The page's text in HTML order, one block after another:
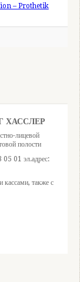
– Prothetik
ХАССЛЕР
лицевой
полости
01 эл.адрес:
кассами, также с